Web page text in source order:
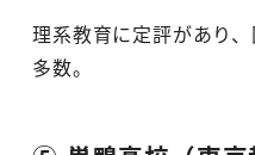
理系教育に定評があり
多数。